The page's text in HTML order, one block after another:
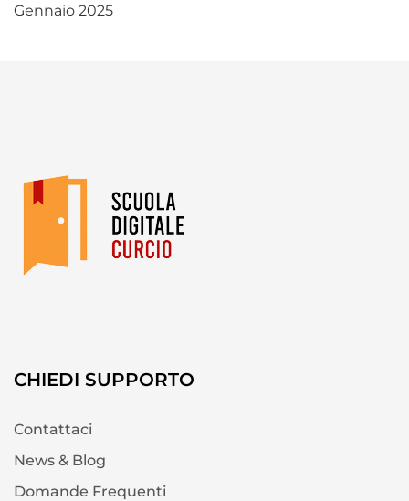
Gennaio 2025
CHIEDI SUPPORTO
Contattaci
News & Blog
Domande Frequenti